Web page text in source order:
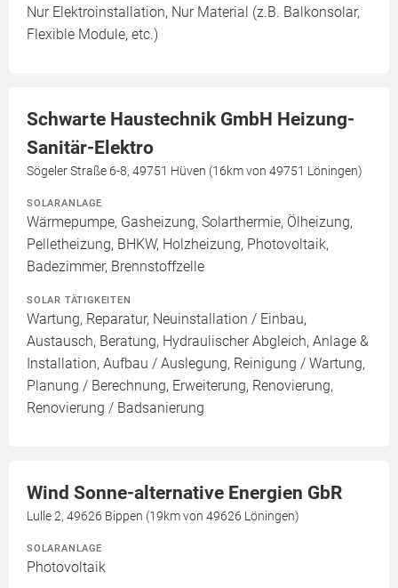
Nur Elektroinstallation, Nur Material (z.B. Balkonsolar,
Flexible Module, etc.)
Schwarte Haustechnik GmbH Heizung-
Sanitär-Elektro
Sögeler Straße 6-8, 49751 Hüven (16km von 49751 Löningen)
SOLARANLAGE
Wärmepumpe, Gasheizung, Solarthermie, Ölheizung,
Pelletheizung, BHKW, Holzheizung, Photovoltaik,
Badezimmer, Brennstoffzelle
SOLAR TÄTIGKEITEN
Wartung, Reparatur, Neuinstallation / Einbau,
Austausch, Beratung, Hydraulischer Abgleich, Anlage &
Installation, Aufbau / Auslegung, Reinigung / Wartung,
Planung / Berechnung, Erweiterung, Renovierung,
Renovierung / Badsanierung
Wind Sonne-alternative Energien GbR
Lulle 2, 49626 Bippen (19km von 49626 Löningen)
SOLARANLAGE
Photovoltaik